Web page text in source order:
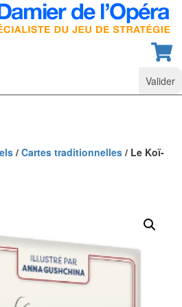
/ Cartes traditionnelles / Le Koï-